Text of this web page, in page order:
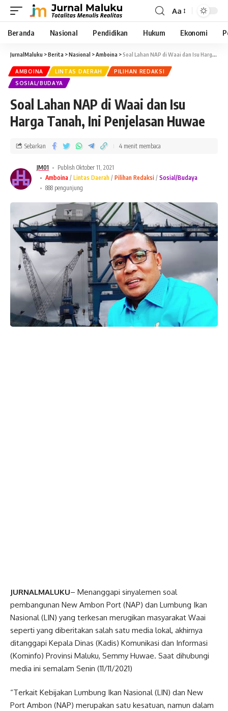
Aa
Beranda Nasional Pendidikan Hukum Ekonomi
JurnalMaluku >Berita >Nasional >Amboina >Soal Lahan NAP di Waai dan Isu Harga Tanah, Ini Penjelasan Huwae
AMBOINA LINTAS DAERAH
PILIHAN REDAKSI
SOSIAL/BUDAYA
Soal Lahan NAP di Waai dan Isu
Harga Tanah, Ini Penjelasan Huwae
JM01
Publish Oktober 11, 2021
Amboina
Lintas Daerah Pilihan Redaksi
Sosial/Budaya
888 pengunjung
Sebarkan 4 menit membaca
JURNALMALUKU– Menanggapi sinyalemen soal
pembangunan New Ambon Port (NAP) dan Lumbung Ikan
Nasional (LIN) yang terkesan merugikan masyarakat Waai
seperti yang diberitakan salah satu media lokal, akhirnya
ditanggapi Kepala Dinas (Kadis) Komunikasi dan Informasi
(Kominfo) Provinsi Maluku, Semmy Huwae. Saat dihubungi
media ini semalam Senin (11/11/2021)
“Terkait Kebijakan Lumbung Ikan Nasional (LIN) dan New
Port Ambon (NAP) merupakan satu kesatuan, namun dalam